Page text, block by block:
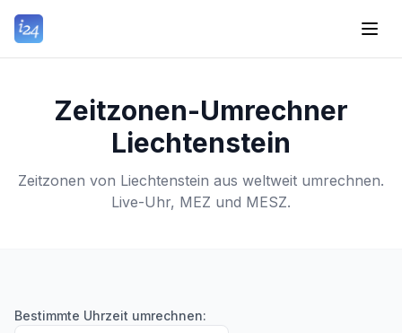
Zeitzonen-Umrechner
Liechtenstein
Zeitzonen von Liechtenstein aus weltweit umrechnen.
Live-Uhr, MEZ und MESZ.
Bestimmte Uhrzeit umrechnen: